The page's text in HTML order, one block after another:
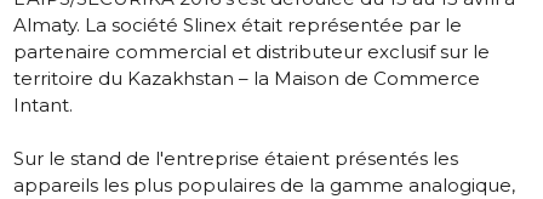
Almaty. La société Slinex était représentée par le
partenaire commercial et distributeur exclusif sur le
territoire du Kazakhstan – la Maison de Commerce
Intant.
Sur le stand de l'entreprise étaient présentés les
appareils les plus populaires de la gamme analogique,